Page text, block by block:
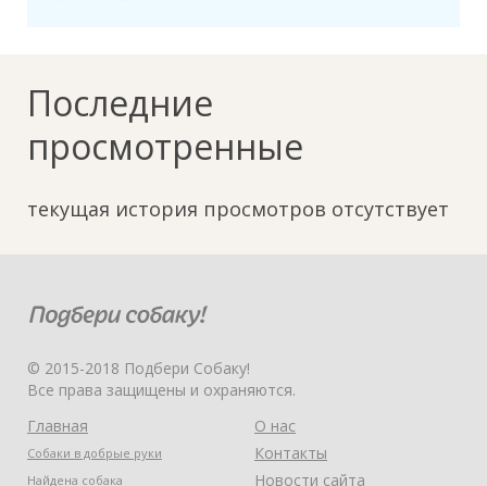
Последние
просмотренные
текущая история просмотров отсутствует
© 2015-2018 Подбери Собаку!
Все права защищены и охраняются.
Главная
Собаки в добрые руки
Найдена собака
О нас
Контакты
Новости сайта